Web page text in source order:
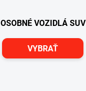
OSOBNÉ VOZIDLÁ SUV
VYBRAŤ